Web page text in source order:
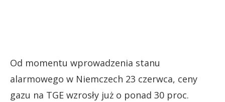
Od momentu wprowadzenia stanu
alarmowego w Niemczech 23 czerwca, ceny
gazu na TGE wzrosły już o ponad 30 proc.